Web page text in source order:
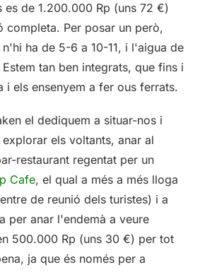
es de 1.200.000 Rp (uns 72 €)
completa. Per posar un però,
ha de 5-6 a 10-11, i l'aigua de
tan ben integrats, que fins i
i els ensenyem a fer ous ferrats.
el dediquem a situar-nos i
els voltants, anar al
restaurant regentat per un
Cafe, el qual a més a més lloga
de reunió dels turistes) i a
per anar l'endemà a veure
500.000 Rp (uns 30 €) per tot
ja que és només per a